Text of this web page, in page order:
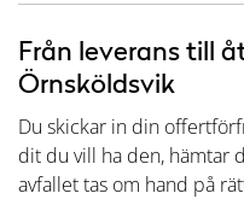
Från leverans till
Örnsköldsvik
Du skickar in din
dit du vill ha den, hämtar
avfallet tas om hand på